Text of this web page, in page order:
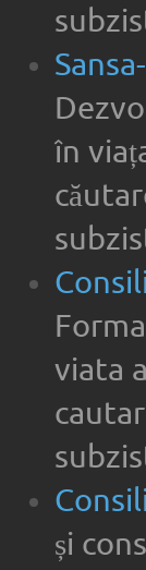
în
viata
și